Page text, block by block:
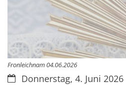
Fronleichnam 04.06.2026
Datum:Donnerstag, 4. Juni 2026